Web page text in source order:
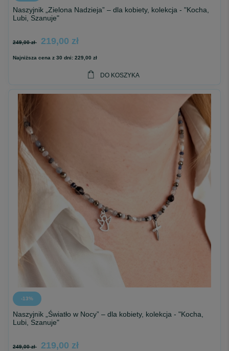
Naszyjnik „Zielona Nadzieja” – dla kobiety, kolekcja - "Kocha,
Lubi, Szanuje"
249,00 zł 219,00 zł
Najniższa cena z 30 dni: 229,00 zł
DO KOSZYKA
-13%
Naszyjnik „Światło w Nocy” – dla kobiety, kolekcja - "Kocha,
Lubi, Szanuje"
249,00 zł 219,00 zł